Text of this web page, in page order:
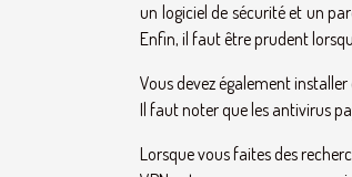
un logiciel de sécurité et un
Enfin, il faut être prudent
Vous devez également
Il faut noter que les antivirus
Lorsque vous faites des